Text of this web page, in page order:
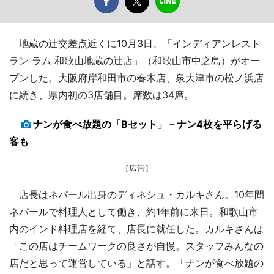
地蔵の辻交差点近くに10月3日、「インディアンレスト
ラン ラム 和歌山地蔵の辻店」（和歌山市中之島）がオー
プンした。大阪府岸和田市の春木店、泉大津市の松ノ浜店
に続き、県内初の3店舗目。席数は34席。
ナンが食べ放題の「Bセット」－ナン4枚を平らげる
客も
［広告］
店長はネパール出身のディネシュ・カルキさん。10年間
ネパールで料理人として働き、約1年前に来日。和歌山市
内のインド料理店を経て、店長に就任した。カルキさんは
「この店はチームワークの良さが自慢。スタッフみんなの
店だと思って運営している」と話す。「ナンが食べ放題の